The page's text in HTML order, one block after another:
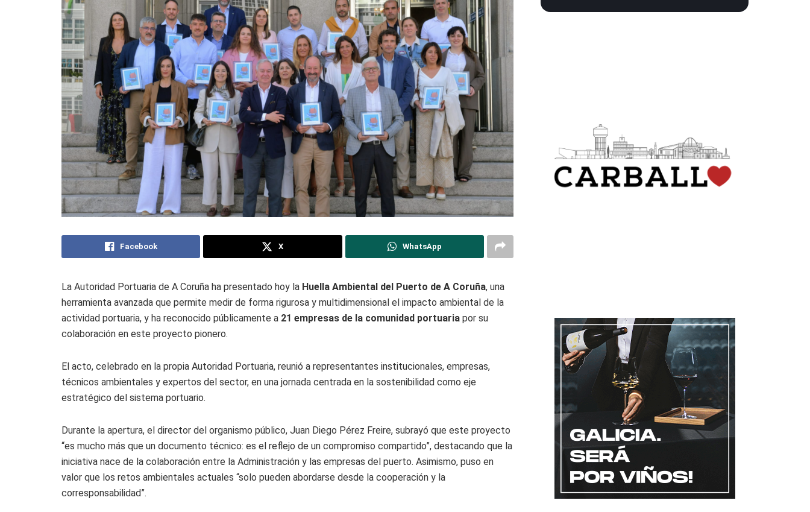
Facebook X WhatsApp
La Autoridad Portuaria de A Coruña ha presentado hoy la Huella Ambiental del Puerto de A Coruña, una
herramienta avanzada que permite medir de forma rigurosa y multidimensional el impacto ambiental de la
actividad portuaria, y ha reconocido públicamente a 21 empresas de la comunidad portuaria por su
colaboración en este proyecto pionero.
El acto, celebrado en la propia Autoridad Portuaria, reunió a representantes institucionales, empresas,
técnicos ambientales y expertos del sector, en una jornada centrada en la sostenibilidad como eje
estratégico del sistema portuario.
Durante la apertura, el director del organismo público, Juan Diego Pérez Freire, subrayó que este proyecto
“es mucho más que un documento técnico: es el reflejo de un compromiso compartido”, destacando que la
iniciativa nace de la colaboración entre la Administración y las empresas del puerto. Asimismo, puso en
valor que los retos ambientales actuales “solo pueden abordarse desde la cooperación y la
corresponsabilidad”.